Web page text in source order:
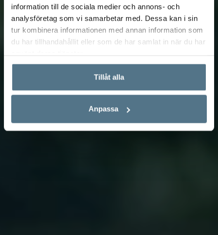
information till de sociala medier och annons- och
analysföretag som vi samarbetar med. Dessa kan i sin
tur kombinera informationen med annan information som
du har tillhandahållit eller som de har samlat in när du har
Tillåt alla
Anpassa